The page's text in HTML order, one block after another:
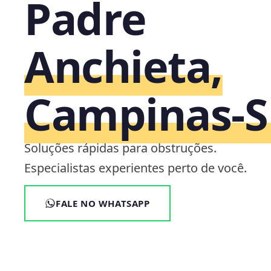
Padre
Anchieta,
Soluções rápidas para obstruções.
Especialistas experientes perto de você.
FALE NO WHATSAPP